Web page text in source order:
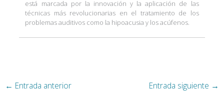
está marcada por la innovación y la aplicación de las
técnicas más revolucionarias en el tratamiento de los
problemas auditivos como la hipoacusia y los acúfenos.
← Entrada anterior Entrada siguiente →